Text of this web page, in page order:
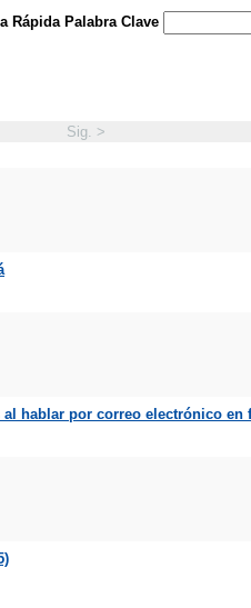
Rápida Palabra Clave
Sig. >
hablar por correo electrónico en